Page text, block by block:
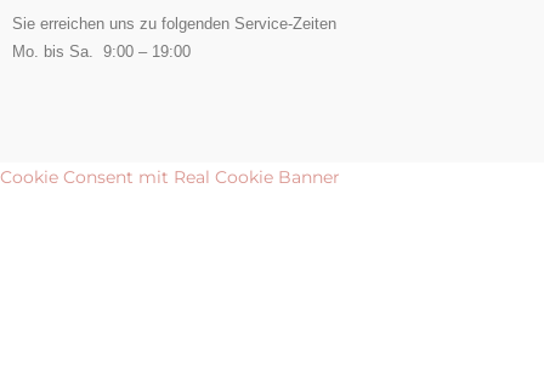
Sie erreichen uns zu folgenden Service-Zeiten
Mo. bis Sa. 9:00 – 19:00
Cookie Consent mit Real Cookie Banner